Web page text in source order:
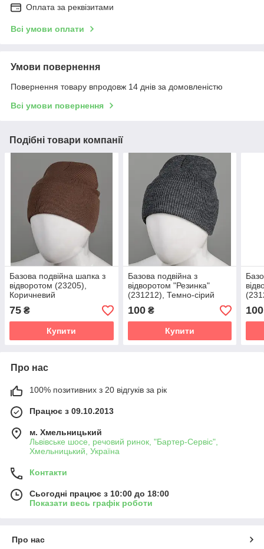
Оплата за реквізитами
Всі умови оплати
Умови повернення
Повернення товару впродовж 14 днів за домовленістю
Всі умови повернення
Подібні товари компанії
Базова подвійна шапка з
відворотом (23205),
Коричневий
75 ₴
Купити
Базова подвійна з
відворотом "Резинка"
(231212), Темно-сірий
100₴
Купити
100
Про нас
100% позитивних з 20 відгуків за рік
Працює з 09.10.2013
м. Хмельницький
Львівське шосе, речовий ринок, "Бартер-Сервіс",
Хмельницький, Україна
Контакти
Сьогодні працює з 10:00 до 18:00
Показати весь графік роботи
Про нас